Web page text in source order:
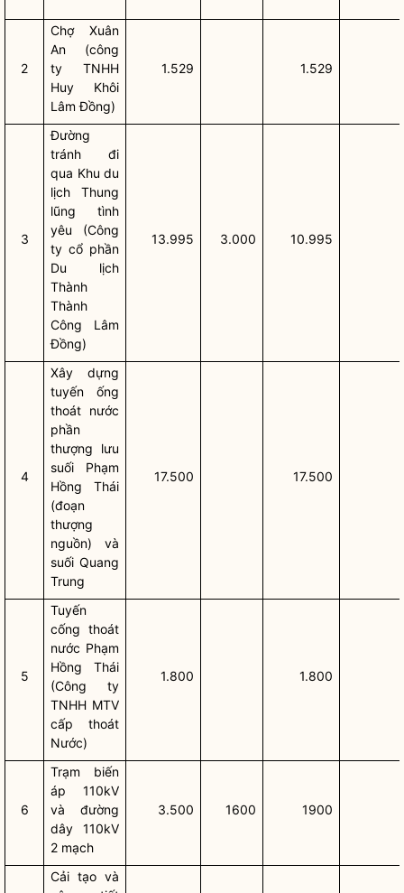
2
Chợ Xuân
An (công
ty TNHH
Huy Khôi
Lâm Đồng)
1.529 1.529
3
Đường
tránh đi
qua Khu du
lịch Thung
lũng tình
yêu (Công
ty cổ phần
Du lịch
Thành
Thành
Công Lâm
Đồng)
13.995 3.000 10.995
4
Xây dựng
tuyến ống
thoát nước
phần
thượng lưu
suối Phạm
Hồng Thái
(đoạn
thượng
nguồn) và
suối Quang
Trung
17.500 17.500
5
Tuyến
cống thoát
nước Phạm
Hồng Thái
(Công ty
TNHH MTV
cấp thoát
Nước)
1.800 1.800
6
Trạm biến
áp 110kV
và đường
dây 110kV
2 mạch
3.500 1600 1900
Cải tạo và